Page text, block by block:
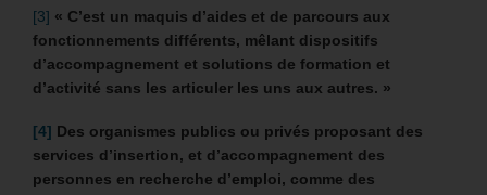
[3] « C’est un maquis d’aides et de parcours aux
fonctionnements différents, mêlant dispositifs
d’accompagnement et solutions de formation et
d’activité sans les articuler les uns aux autres. »
[4] Des organismes publics ou privés proposant des
services d’insertion, et d’accompagnement des
personnes en recherche d’emploi, comme des